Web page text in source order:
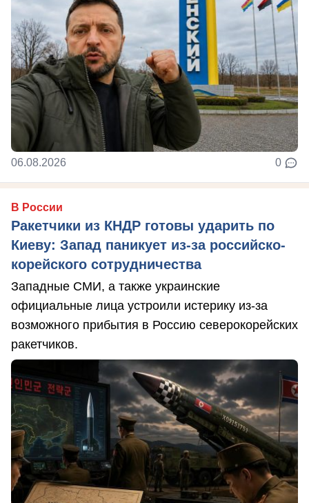
06.08.2026 0
В России
Ракетчики из КНДР готовы ударить по
Киеву: Запад паникует из-за российско-
корейского сотрудничества
Западные СМИ, а также украинские
официальные лица устроили истерику из-за
возможного прибытия в Россию северокорейских
ракетчиков.